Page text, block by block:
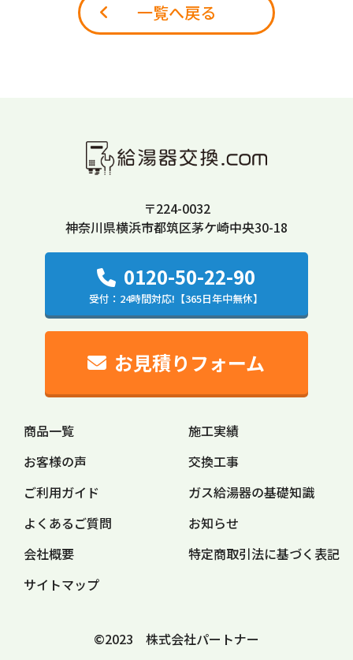
一覧へ戻る
〒224-0032
神奈川県横浜市都筑区茅ケ崎中央30-18
0120-50-22-90
受付：24時間対応!【365日年中無休】
お見積りフォーム
商品一覧
施工実績
お客様の声
交換工事
ご利用ガイド
ガス給湯器の基礎知識
よくあるご質問
お知らせ
会社概要
特定商取引法に基づく表記
サイトマップ
©2023 株式会社パートナー